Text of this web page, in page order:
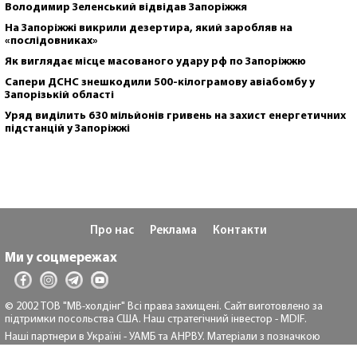
Володимир Зеленський відвідав Запоріжжя
На Запоріжжі викрили дезертира, який заробляв на
«послідовниках»
Як виглядає місце масованого удару рф по Запоріжжю
Сапери ДСНС знешкодили 500-кілограмову авіабомбу у
Запорізькій області
Уряд виділить 630 мільйонів гривень на захист енергетичних
підстанцій у Запоріжжі
Про нас Реклама Контакти
Ми у соцмережах
© 2002 ТОВ "МВ-холдінг" Всі права захищені. Сайт виготовлено за
підтримки посольства США. Наш стратегічний інвестор - MDIF.
Наші партнери в Україні - УАМБ та АНРВУ. Матеріали з позначкою